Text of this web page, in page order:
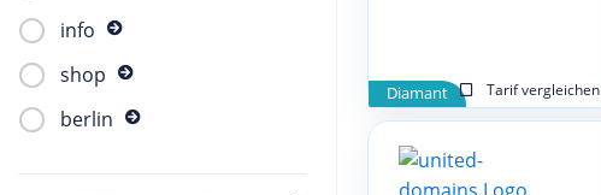
info
shop
berlin
Diamant Tarif vergleichen